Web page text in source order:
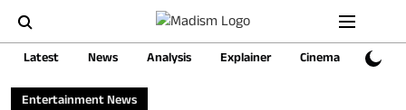
Latest News Analysis Explainer Cinema Sports
Entertainment News